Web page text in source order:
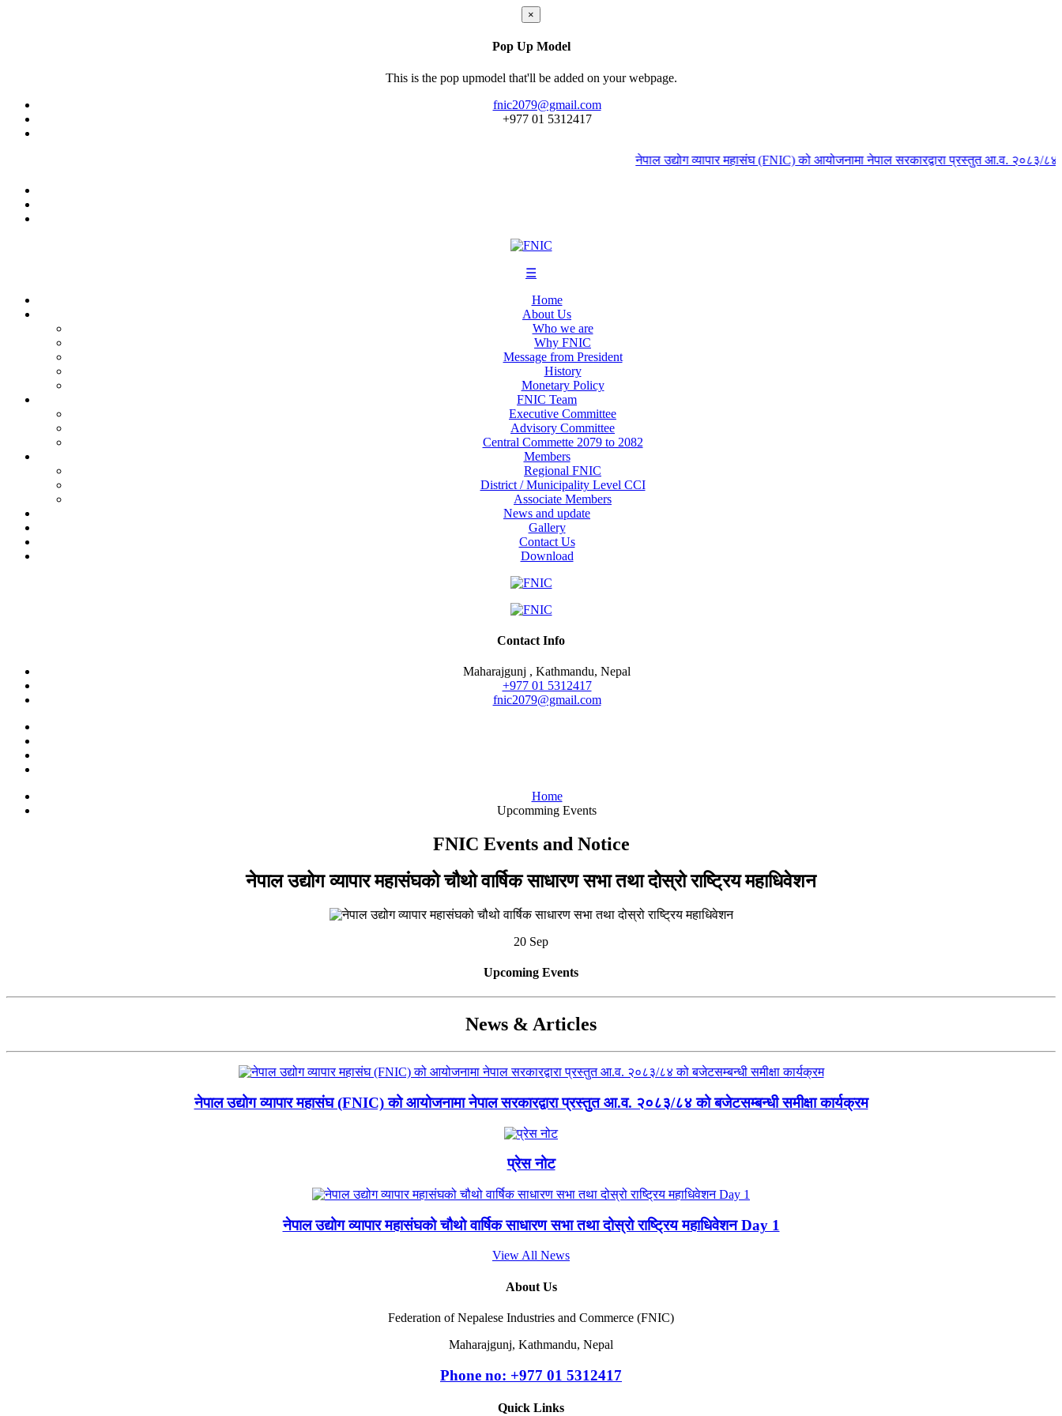
×
Pop Up Model
This is the pop upmodel that'll be added on your webpage.
fnic2079@gmail.com
+977 ‭01 5312417
नेपाल उद्योग व्यापार महासंघ (FNIC) को आयोजनामा नेपाल सरकारद्वारा प्रस्तुत आ.व. २०८३/८४ को
☰
Home
About Us
Who we are
Why FNIC
Message from President
History
Monetary Policy
FNIC Team
Executive Committee
Advisory Committee
Central Commette 2079 to 2082
Members
Regional FNIC
District / Municipality Level CCI
Associate Members
News and update
Gallery
Contact Us
Download
Contact Info
Maharajgunj , Kathmandu, Nepal
+977 ‭01 5312417
fnic2079@gmail.com
Home
Upcomming Events
FNIC Events and Notice
नेपाल उद्योग व्यापार महासंघको चौथो वार्षिक साधारण सभा तथा दोस्रो राष्ट्रिय महाधिवेशन
20 Sep
Upcoming Events
News & Articles
नेपाल उद्योग व्यापार महासंघ (FNIC) को आयोजनामा नेपाल सरकारद्वारा प्रस्तुत आ.व. २०८३/८४ को बजेटसम्बन्धी समीक्षा कार्यक्रम
प्रेस नोट
नेपाल उद्योग व्यापार महासंघको चौथो वार्षिक साधारण सभा तथा दोस्रो राष्ट्रिय महाधिवेशन Day 1
View All News
About Us
Federation of Nepalese Industries and Commerce (FNIC)
Maharajgunj, Kathmandu, Nepal
Phone no: +977 ‭01 5312417
Quick Links